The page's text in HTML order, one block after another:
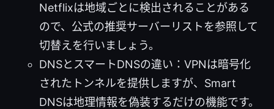
Netflixは地域ごとに検出されることがある
ので、公式の推奨サーバーリストを参照して
切替えを行いましょう。
DNSとスマートDNSの違い：VPNは暗号化
されたトンネルを提供しますが、Smart
DNSは地理情報を偽装するだけの機能です。